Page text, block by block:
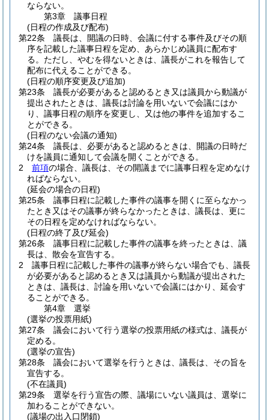
ならない。
第3章
議事日程
(日程の作成及び配布)
第22条
議長は、開議の日時、会議に付する事件及びその順
序を記載した議事日程を定め、あらかじめ議員に配布す
る。 ただし、やむを得ないときは、議長がこれを報告して
配布に代えることができる。
(日程の順序変更及び追加)
第23条
議長が必要があると認めるとき又は議員から動議が
提出されたときは、議長は討論を用いないで会議にはか
り、議事日程の順序を変更し、又は他の事件を追加するこ
とができる。
(日程のない会議の通知)
第24条
議長は、必要があると認めるときは、開議の日時だ
けを議員に通知して会議を開くことができる。
2
前項の場合、議長は、その開議までに議事日程を定めなけ
ればならない。
(延会の場合の日程)
第25条
議事日程に記載した事件の議事を開くに至らなかっ
たとき又はその議事が終らなかったときは、議長は、更に
その日程を定めなければならない。
(日程の終了及び延会)
第26条
議事日程に記載した事件の議事を終ったときは、議
長は、散会を宣告する。
2
議事日程に記載した事件の議事が終らない場合でも、議長
が必要があると認めるとき又は議員から動議が提出された
ときは、議長は、討論を用いないで会議にはかり、延会す
ることができる。
第4章
選挙
(選挙の投票用紙)
第27条
議会において行う選挙の投票用紙の様式は、議長が
定める。
(選挙の宣告)
第28条
議会において選挙を行うときは、議長は、その旨を
宣告する。
(不在議員)
第29条
選挙を行う宣告の際、議場にいない議員は、選挙に
加わることができない。
(議場の出入口閉鎖)